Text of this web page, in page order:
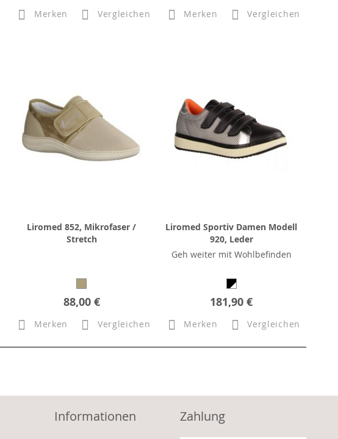
Merken Vergleichen Merken Vergleichen
Liromed 852, Mikrofaser /
Stretch
88,00 €
Merken Vergleichen
Liromed Sportiv Damen Modell
920, Leder
Geh weiter mit Wohlbefinden
181,90 €
Merken Vergleichen
Informationen Zahlung